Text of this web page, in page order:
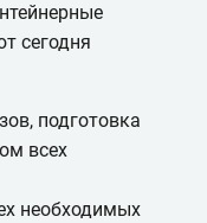
сегодня
подготовка
всех
необходимых